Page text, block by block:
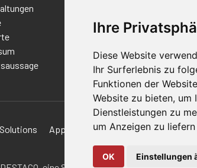
Ihre
Diese Website
Ihr Surferlebnis zu
Funktionen der
Website zu bieten, um
Dienstleistungen zu
um Anzeigen zu
OK Einstellungen
Richtlinien/AGBs
Applications Aerospace Solutions